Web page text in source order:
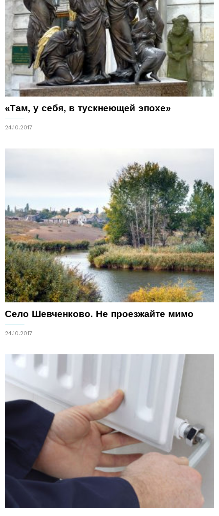
«Там, у себя, в тускнеющей эпохе»
24.10.2017
Село Шевченково. Не проезжайте мимо
24.10.2017